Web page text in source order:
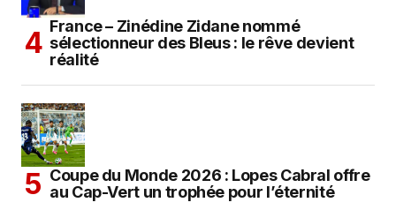
France – Zinédine Zidane nommé
sélectionneur des Bleus : le rêve devient
réalité
Coupe du Monde 2026 : Lopes Cabral offre
au Cap-Vert un trophée pour l’éternité